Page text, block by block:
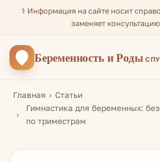
⚕️ Информация на сайте носит
заменяет
Беременностьи Роды
Главная
Статьи
Гимнастика для беременных:
по триместрам